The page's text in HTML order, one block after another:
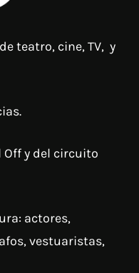
teatro, cine, TV, y
Off y del circuito
actores,
vestuaristas,